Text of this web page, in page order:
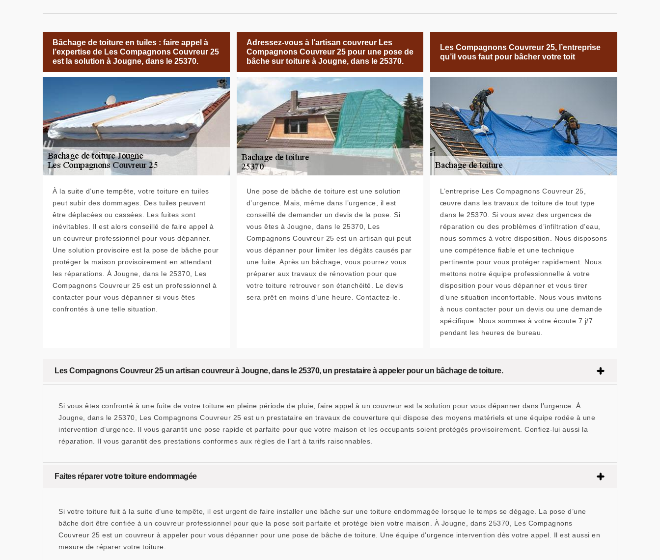
Bâchage de toiture en tuiles : faire appel à
l’expertise de Les Compagnons Couvreur 25
est la solution à Jougne, dans le 25370.
À la suite d’une tempête, votre toiture en tuiles
peut subir des dommages. Des tuiles peuvent
être déplacées ou cassées. Les fuites sont
inévitables. Il est alors conseillé de faire appel à
un couvreur professionnel pour vous dépanner.
Une solution provisoire est la pose de bâche pour
protéger la maison provisoirement en attendant
les réparations. À Jougne, dans le 25370, Les
Compagnons Couvreur 25 est un professionnel à
contacter pour vous dépanner si vous êtes
confrontés à une telle situation.
Adressez-vous à l’artisan couvreur Les
Compagnons Couvreur 25 pour une pose de
bâche sur toiture à Jougne, dans le 25370.
Une pose de bâche de toiture est une solution
d’urgence. Mais, même dans l’urgence, il est
conseillé de demander un devis de la pose. Si
vous êtes à Jougne, dans le 25370, Les
Compagnons Couvreur 25 est un artisan qui peut
vous dépanner pour limiter les dégâts causés par
une fuite. Après un bâchage, vous pourrez vous
préparer aux travaux de rénovation pour que
votre toiture retrouver son étanchéité. Le devis
sera prêt en moins d’une heure. Contactez-le.
Les Compagnons Couvreur 25, l’entreprise
qu’il vous faut pour bâcher votre toit
L’entreprise Les Compagnons Couvreur 25,
œuvre dans les travaux de toiture de tout type
dans le 25370. Si vous avez des urgences de
réparation ou des problèmes d’infiltration d’eau,
nous sommes à votre disposition. Nous disposons
une compétence fiable et une technique
pertinente pour vous protéger rapidement. Nous
mettons notre équipe professionnelle à votre
disposition pour vous dépanner et vous tirer
d’une situation inconfortable. Nous vous invitons
à nous contacter pour un devis ou une demande
spécifique. Nous sommes à votre écoute 7 j/7
pendant les heures de bureau.
Les Compagnons Couvreur 25 un artisan couvreur à Jougne, dans le 25370, un prestataire à appeler pour un bâchage de toiture.
Si vous êtes confronté à une fuite de votre toiture en pleine période de pluie, faire appel à un couvreur est la solution pour vous dépanner dans l’urgence. À
Jougne, dans le 25370, Les Compagnons Couvreur 25 est un prestataire en travaux de couverture qui dispose des moyens matériels et une équipe rodée à une
intervention d’urgence. Il vous garantit une pose rapide et parfaite pour que votre maison et les occupants soient protégés provisoirement. Confiez-lui aussi la
réparation. Il vous garantit des prestations conformes aux règles de l’art à tarifs raisonnables.
Faites réparer votre toiture endommagée
Si votre toiture fuit à la suite d’une tempête, il est urgent de faire installer une bâche sur une toiture endommagée lorsque le temps se dégage. La pose d’une
bâche doit être confiée à un couvreur professionnel pour que la pose soit parfaite et protège bien votre maison. À Jougne, dans 25370, Les Compagnons
Couvreur 25 est un couvreur à appeler pour vous dépanner pour une pose de bâche de toiture. Une équipe d’urgence intervention dès votre appel. Il est aussi en
mesure de réparer votre toiture.